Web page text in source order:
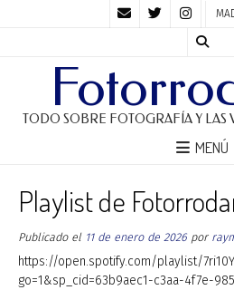
TODO SOBRE FOTOGRAFÍA Y LAS
MENÚ
Playlist de
Publicado el 11 de enero de 2026 por
https://open.spotify.com/playlist/
go=1&sp_cid=63b9aec1-c3aa-4f7e-